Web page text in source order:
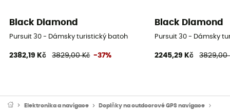
Black Diamond
Pursuit 30 - Dámsky turistický batoh
2382,19 Kč 3829,00 Kč -37%
Black Diamond
Pursuit 30 - Dámsky
2245,29 Kč 3829,00
Elektronika a navigace Doplňky na outdoorové GPS navigace